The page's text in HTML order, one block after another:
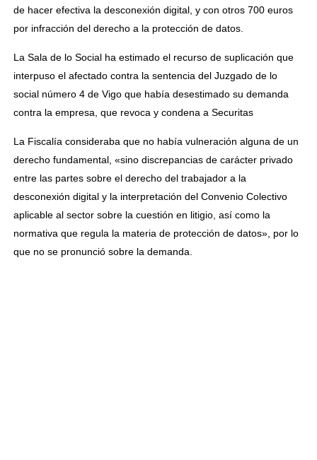
de hacer efectiva la desconexión digital, y con otros 700 euros
por infracción del derecho a la protección de datos.
La Sala de lo Social ha estimado el recurso de suplicación que
interpuso el afectado contra la sentencia del Juzgado de lo
social número 4 de Vigo que había desestimado su demanda
contra la empresa, que revoca y condena a Securitas
La Fiscalía consideraba que no había vulneración alguna de un
derecho fundamental, «sino discrepancias de carácter privado
entre las partes sobre el derecho del trabajador a la
desconexión digital y la interpretación del Convenio Colectivo
aplicable al sector sobre la cuestión en litigio, así como la
normativa que regula la materia de protección de datos», por lo
que no se pronunció sobre la demanda.